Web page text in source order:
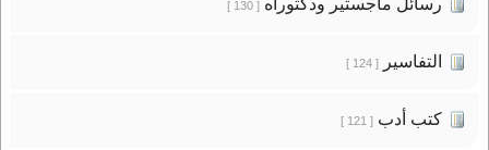
[ 130 ]
التفاسير[ 124 ]
كتب أدب[ 121 ]